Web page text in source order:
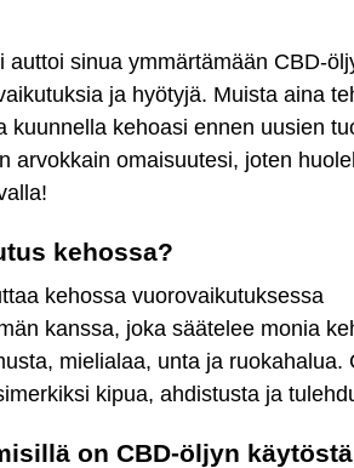
auttoi sinua ymmärtämään CBD-
ja hyötyjä. Muista aina
kuunnella kehoasi ennen uusien
arvokkain omaisuutesi, joten
kehossa?
kehossa vuorovaikutuksessa
kanssa, joka säätelee monia
mielialaa, unta ja ruokahalua.
kipua, ahdistusta ja
on CBD-öljyn